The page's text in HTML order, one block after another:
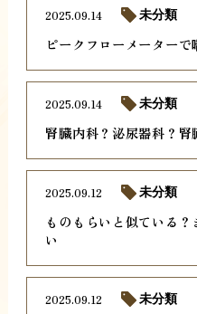
ピークフローメーター
2025.09.14 未分類
腎臓内科？泌尿器科？
2025.09.14 未分類
ものもらいと似ている
い
2025.09.12 未分類
2025.09.12 未分類